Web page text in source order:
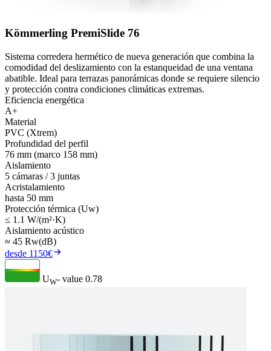
Kömmerling PremiSlide 76
Sistema corredera hermético de nueva generación que combina la
comodidad del deslizamiento con la estanqueidad de una ventana
abatible. Ideal para terrazas panorámicas donde se requiere silencio
y protección contra condiciones climáticas extremas.
Eficiencia energética
A+
Material
PVC (Xtrem)
Profundidad del perfil
76 mm (marco 158 mm)
Aislamiento
5 cámaras / 3 juntas
Acristalamiento
hasta 50 mm
Protección térmica (Uw)
≤ 1.1 W/(m²·K)
Aislamiento acústico
≈ 45 Rw(dB)
desde 1150€
UW- value 0.78